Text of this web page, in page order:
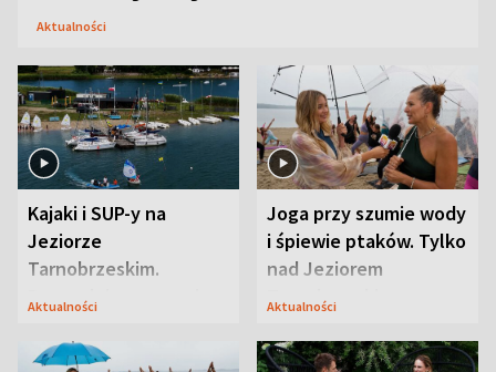
Aktualności
Kajaki i SUP-y na
Jeziorze
Tarnobrzeskim.
Przyrodnicy zwracają
Aktualności
Joga przy szumie wody
i śpiewie ptaków. Tylko
nad Jeziorem
Tarnobrzeskim
Aktualności